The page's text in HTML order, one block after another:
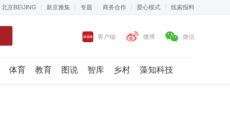
北京BEIJING 新京雅集 专题 商务合作 爱心模式 线索报料
客户端 微博 微信
体育 教育 图说 智库 乡村 藻知科技